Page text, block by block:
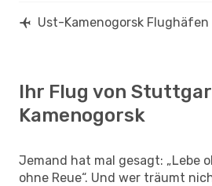
Ust-Kamenogorsk Flughäfen
Ihr Flug von
Kamenogorsk
Jemand hat mal gesagt: „Lebe
ohne Reue“. Und wer träumt